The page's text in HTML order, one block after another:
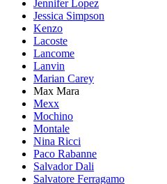
Jennifer Lopez
Jessica Simpson
Kenzo
Lacoste
Lancome
Lanvin
Marian Carey
Max Mara
Mexx
Mochino
Montale
Nina Ricci
Paco Rabanne
Salvador Dali
Salvatore Ferragamo